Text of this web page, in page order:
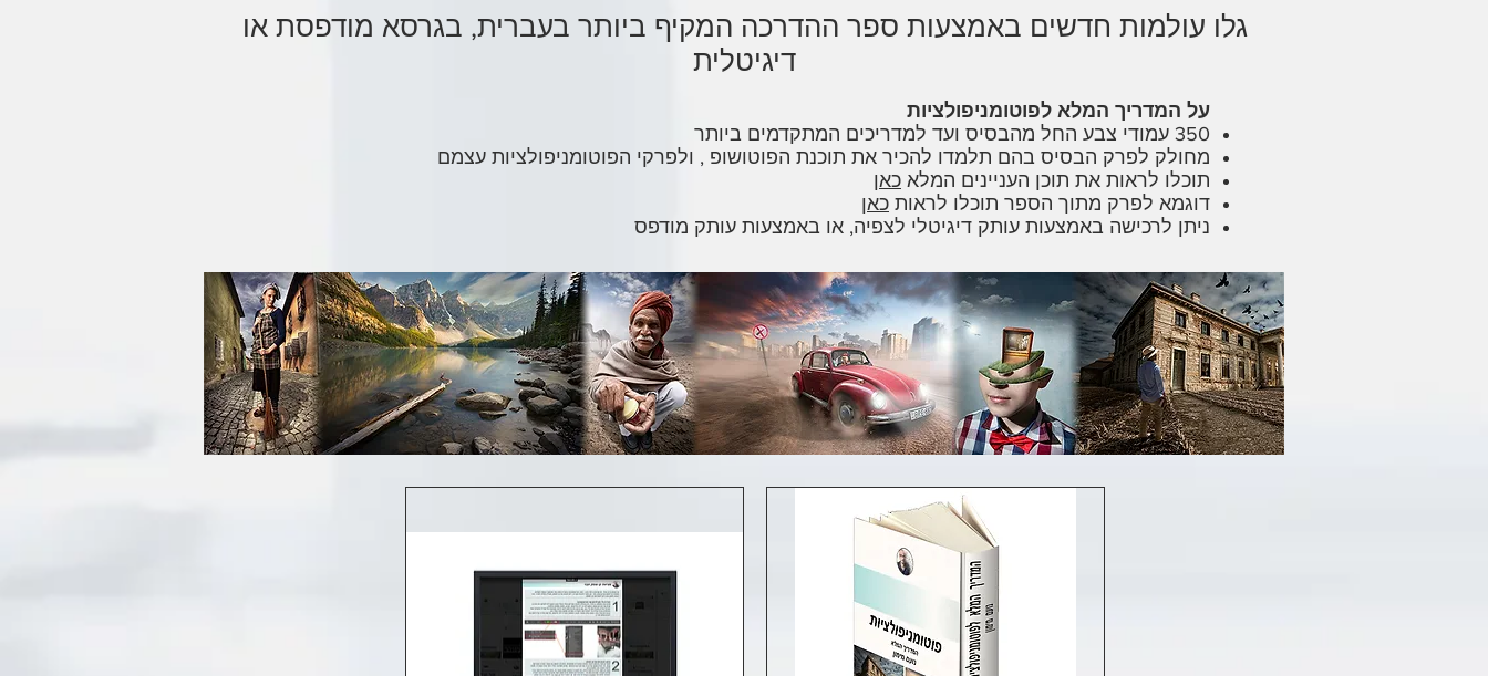
גלו עולמות חדשים באמצעות ספר ההדרכה המקיף ביותר בעברית, בגרסא מודפסת או
דיגיטלית
על המדריך המלא לפוטומניפולציות
350 עמודי צבע החל מהבסיס ועד למדריכים המתקדמים ביותר
מחולק לפרק הבסיס בהם תלמדו להכיר את תוכנת הפוטושופ , ולפרקי הפוטומניפולציות עצמם
תוכלו לראות את תוכן העניינים המלא כאן
דוגמא לפרק מתוך הספר תוכלו לראות כאן
ניתן לרכישה באמצעות עותק דיגיטלי לצפיה, או באמצעות עותק מודפס